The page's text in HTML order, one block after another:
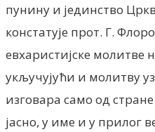
пунину и јединство
констатује прот. Г.
евхаристијске
укључујући и молитву
изговара само од
јасно, у име и у прилог